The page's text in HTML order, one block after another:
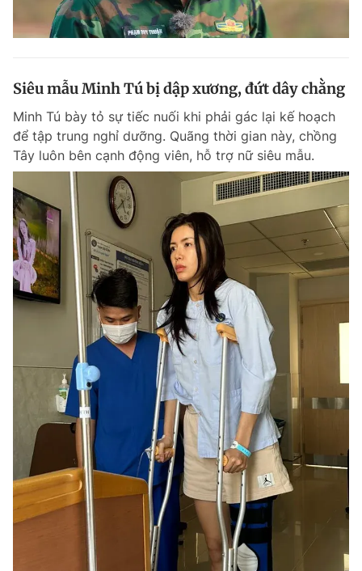
Siêu mẫu Minh Tú bị dập xương, đứt dây chằng
Minh Tú bày tỏ sự tiếc nuối khi phải gác lại kế hoạch
để tập trung nghỉ dưỡng. Quãng thời gian này, chồng
Tây luôn bên cạnh động viên, hỗ trợ nữ siêu mẫu.